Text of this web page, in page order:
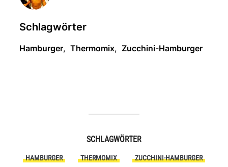
Schlagwörter
Hamburger, Thermomix, Zucchini-Hamburger
SCHLAGWÖRTER
HAMBURGER THERMOMIX ZUCCHINI-HAMBURGER